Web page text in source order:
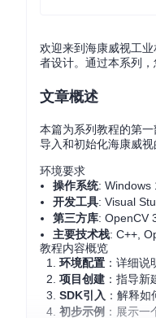
欢迎来到海康威视工
者设计。通过本系列
文章概述
本篇为系列教程的第
导入和初始化海康威
环境要求
操作系统: Windows
开发工具: Visual
第三方库: OpenCV
主要技术栈: C++,
教程内容概览
环境配置 ：详细
项目创建 ：指导新
SDK引入 ：解释
初步示例 ：展示